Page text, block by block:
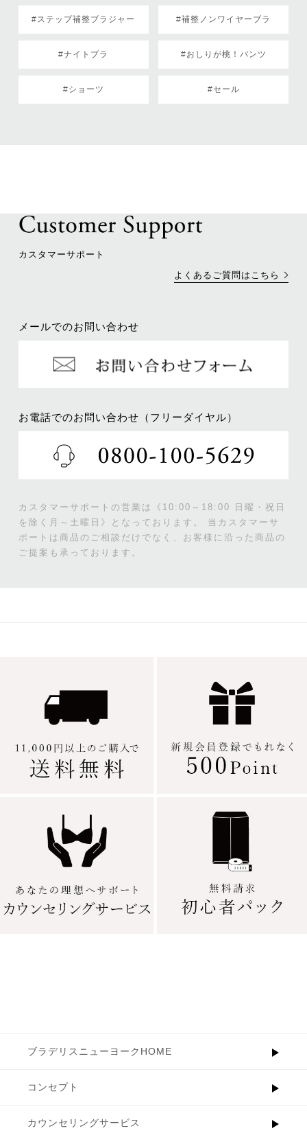
#ステップ補整ブラジャー #補整ノンワイヤーブラ
#ナイトブラ #おしりが桃！パンツ
#ショーツ #セール
カスタマーサポート
よくあるご質問はこちら
メールでのお問い合わせ
お電話でのお問い合わせ（フリーダイヤル）
カスタマーサポートの営業は《10:00～18:00 日曜・祝日
を除く月～土曜日》となっております。
当カスタマーサ
ポートは商品のご相談だけでなく、お客様に沿った商品の
ご提案も承っております。
ブラデリスニューヨークHOME
コンセプト
カウンセリングサービス